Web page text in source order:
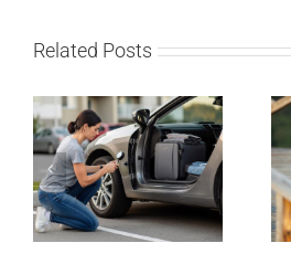
Related Posts
Kako mladi vozači
mogu pametno da
planiraju putovanje
automobilom?